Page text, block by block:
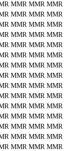
MMR MMR MMR
MMR MMR MMR
MMR MMR MMR
MMR MMR MMR
MMR MMR MMR
MMR MMR MMR
MMR MMR MMR
MMR MMR MMR
MMR MMR MMR
MMR MMR MMR
MMR MMR MMR
MMR MMR MMR
MMR MMR MMR
MMR MMR MMR
MMR MMR MMR